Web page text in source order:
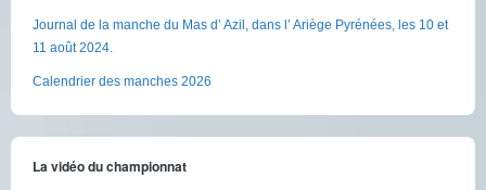
Journal de la manche du Mas d’ Azil, dans l’ Ariège Pyrénées, les 10 et
11 août 2024.
Calendrier des manches 2026
La vidéo du championnat